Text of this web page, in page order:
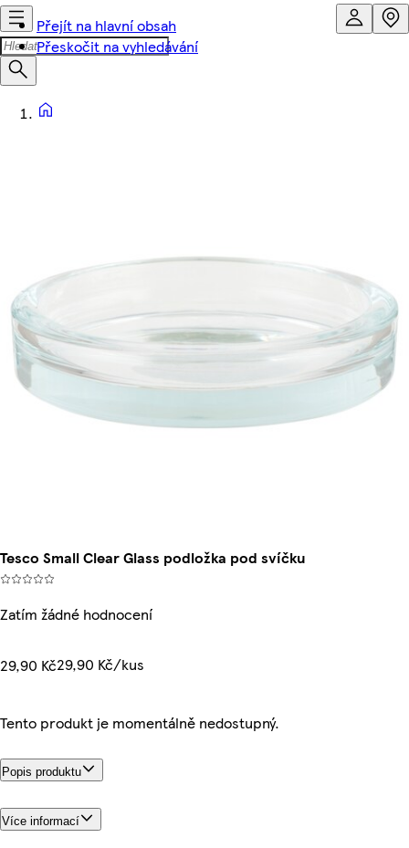
Přejít na hlavní obsah
Přeskočit na vyhledávání
Tesco Small Clear Glass podložka pod svíčku
Zatím žádné hodnocení
29,90 Kč29,90 Kč/kus
Tento produkt je momentálně nedostupný.
Popis produktu
Více informací